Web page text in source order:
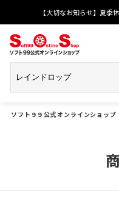
【大切なお知らせ】夏季
ソフト９９公式オンラインショップ